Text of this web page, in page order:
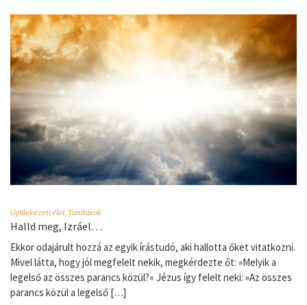
Gyülekezeti élet,Tanítások
Halld meg, Izráel…
Ekkor odajárult hozzá az egyik írástudó, aki hallotta őket vitatkozni.
Mivel látta, hogy jól megfelelt nekik, megkérdezte őt: »Melyik a
legelső az összes parancs közül?« Jézus így felelt neki: »Az összes
parancs közül a legelső […]